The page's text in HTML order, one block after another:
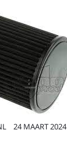
24 MAART 2024